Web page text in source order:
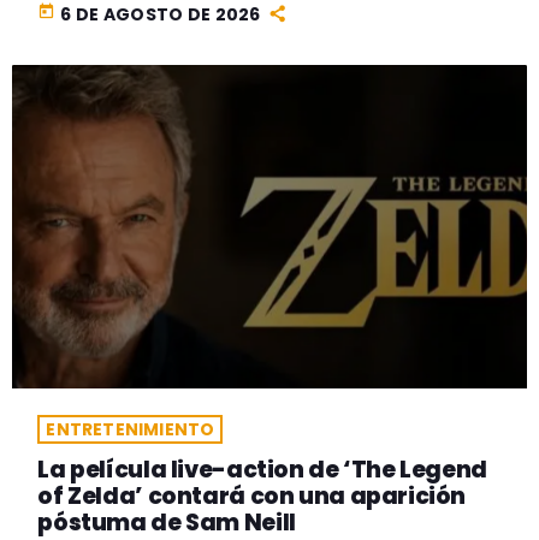
today 6 DE AGOSTO DE 2026
ENTRETENIMIENTO
La película live-action de ‘The Legend
of Zelda’ contará con una aparición
póstuma de Sam Neill